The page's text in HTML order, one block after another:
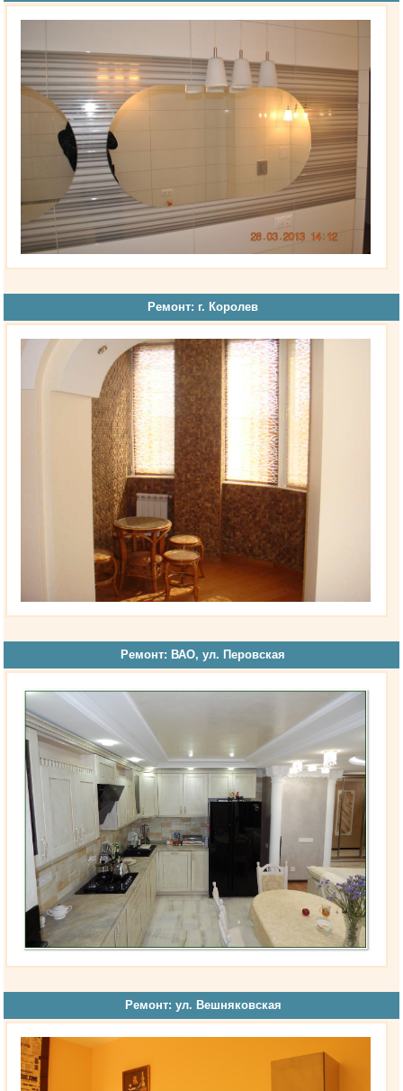
Ремонт: г. Королев
Ремонт: ВАО, ул. Перовская
Ремонт: ул. Вешняковская